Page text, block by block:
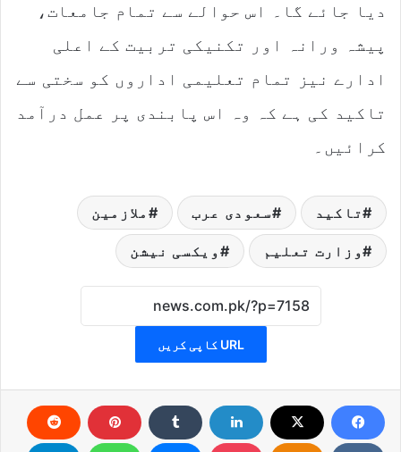
دیا جائے گا۔ اس حوالے سے تمام جامعات،
پیشہ ورانہ اور تکنیکی تربیت کے اعلی
ادارے نیز تمام تعلیمی اداروں کو سختی سے
تاکید کی ہے کہ وہ اس پابندی پر عمل درآمد
کرائیں۔
تاکید سعودی عرب ملازمین
وزارت تعلیم ویکسی نیشن
URL کاپی کریں